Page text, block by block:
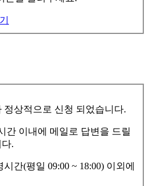
정상적으로 신청 되었습니다.
간 이내에 메일로 답변을 드릴
.
간(평일 09:00 ~ 18:00) 이외에